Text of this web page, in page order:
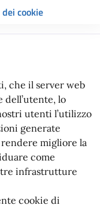
cookie
che il server web
dell’utente, lo
utenti l’utilizzo
generate
migliore la
come
infrastrutture
cookie di